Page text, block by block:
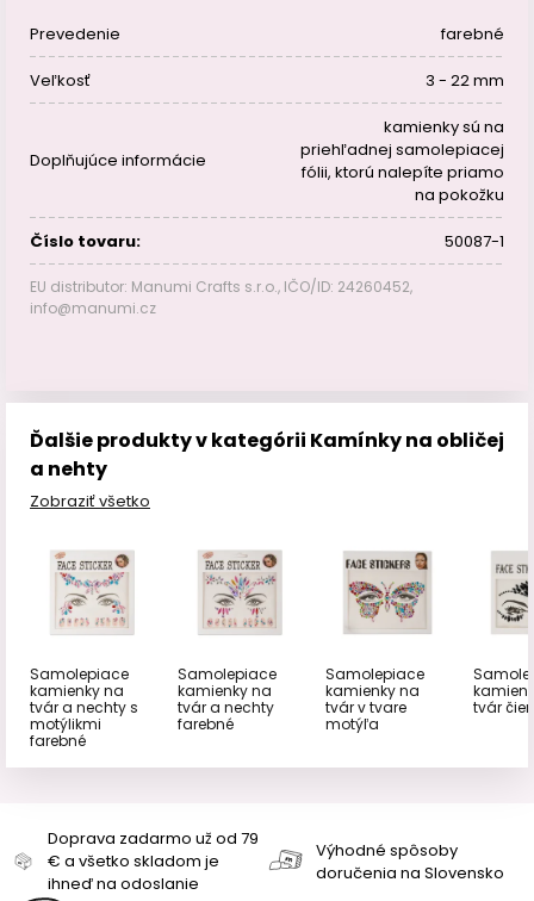
Prevedenie farebné
Veľkosť 3 - 22 mm
Doplňujúce informácie
kamienky sú na
priehľadnej samolepiacej
fólii, ktorú nalepíte priamo
na pokožku
Číslo tovaru: 50087-1
EU distributor: Manumi Crafts s.r.o., IČO/ID: 24260452,
info@manumi.cz
Ďalšie produkty v kategórii Kamínky na obličej
a nehty
Zobraziť všetko
Samolepiace
kamienky na
tvár a nechty s
motýlikmi
farebné
Samolepiace
kamienky na
tvár a nechty
farebné
Samolepiace
kamienky na
tvár v tvare
motýľa
tvár
Doprava zadarmo už od 79
€ a všetko skladom je
ihneď na odoslanie
Výhodné spôsoby
doručenia na Slovensko